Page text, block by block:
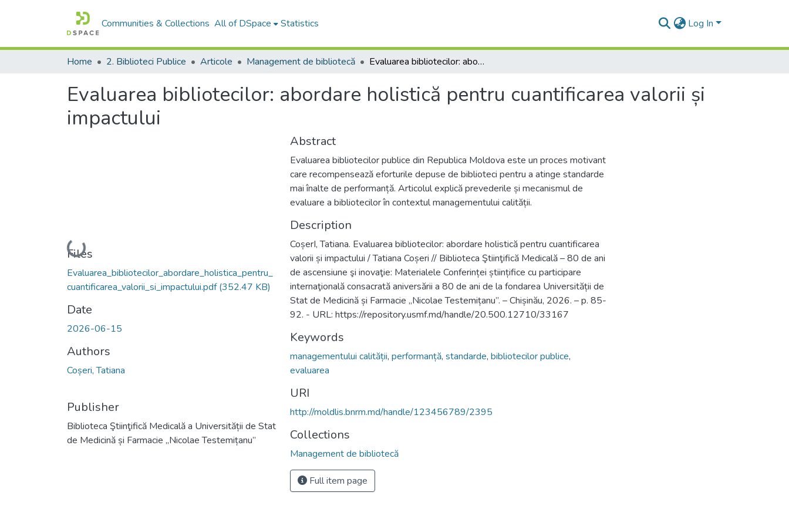
Communities & Collections All of DSpace Statistics Log In
Home 2. Biblioteci Publice Articole Management de bibliotecă Evaluarea bibliotecilor: abordare holistică pentru cuantificarea valorii și impactului
Evaluarea bibliotecilor: abordare holistică pentru cuantificarea valorii și
impactului
Loading...
Files
Evaluarea_bibliotecilor_abordare_holistica_pentru_
cuantificarea_valorii_si_impactului.pdf(352.47 KB)
Date
2026-06-15
Authors
Coșeri, Tatiana
Publisher
Biblioteca Ştiinţifică Medicală a Universității de Stat
de Medicină și Farmacie „Nicolae Testemițanu”
Abstract
Evaluarea bibliotecilor publice din Republica Moldova este un proces motivant
care recompensează eforturile depuse de biblioteci pentru a atinge standarde
mai înalte de performanță. Articolul explică prevederile și mecanismul de
evaluare a bibliotecilor în contextul managementului calității.
Description
CoșerI, Tatiana. Evaluarea bibliotecilor: abordare holistică pentru cuantificarea
valorii și impactului / Tatiana Coșeri // Biblioteca Ştiinţifică Medicală – 80 de ani
de ascensiune şi inovaţie: Materialele Conferinței științifice cu participare
internaţională consacrată aniversării a 80 de ani de la fondarea Universității de
Stat de Medicină și Farmacie „Nicolae Testemițanu”. – Chișinău, 2026. – p. 85-
92. - URL: https://repository.usmf.md/handle/20.500.12710/33167
Keywords
managementului calității, performanță, standarde, bibliotecilor publice,
evaluarea
URI
http://moldlis.bnrm.md/handle/123456789/2395
Collections
Management de bibliotecă
Full item page